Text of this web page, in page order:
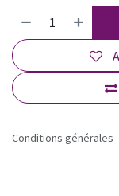
Conditions générales